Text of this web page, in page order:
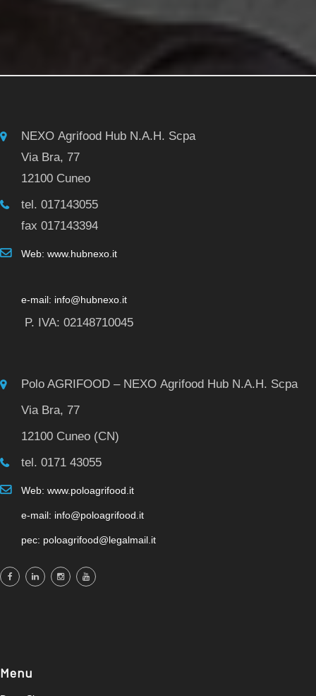
NEXO Agrifood Hub N.A.H. Scpa
Via Bra, 77
12100 Cuneo
tel. 017143055
fax 017143394
Web: www.hubnexo.it
e-mail: info@hubnexo.it
P. IVA: 02148710045
Polo AGRIFOOD – NEXO Agrifood Hub N.A.H. Scpa
Via Bra, 77
12100 Cuneo (CN)
tel. 0171 43055
Web: www.poloagrifood.it
e-mail: info@poloagrifood.it
pec: poloagrifood@legalmail.it
Menu